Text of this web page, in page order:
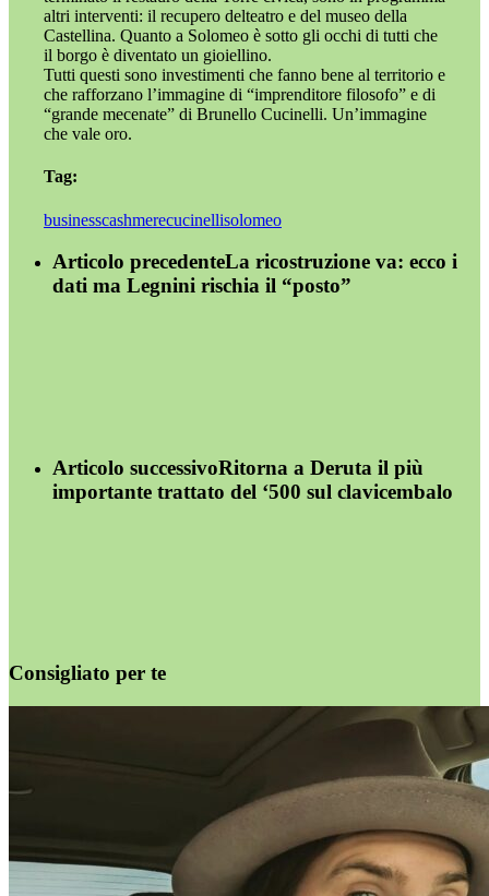
altri interventi: il recupero delteatro e del museo della
Castellina. Quanto a Solomeo è sotto gli occhi di tutti che
il borgo è diventato un gioiellino.
Tutti questi sono investimenti che fanno bene al territorio e
che rafforzano l’immagine di “imprenditore filosofo” e di
“grande mecenate” di Brunello Cucinelli. Un’immagine
che vale oro.
Tag:
businesscashmerecucinellisolomeo
Articolo precedenteLa ricostruzione va: ecco i
dati ma Legnini rischia il “posto”
Articolo successivoRitorna a Deruta il più
importante trattato del ‘500 sul clavicembalo
Consigliato per te